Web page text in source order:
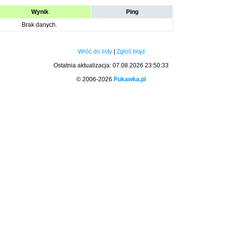
Wynik
Ping
Brak danych.
Wróć do listy| Zgłoś błąd
Ostatnia aktualizacja: 07.08.2026 23:50:33
© 2006-2026 Pukawka.pl